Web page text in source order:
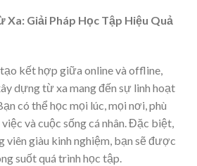
Giải Pháp Học Tập Hiệu Quả
kết hợp giữa online và offline,
dựng từ xa mang đến sự linh hoạt
có thể học mọi lúc, mọi nơi, phù
và cuộc sống cá nhân. Đặc biệt,
giàu kinh nghiệm, bạn sẽ được
suốt quá trình học tập.